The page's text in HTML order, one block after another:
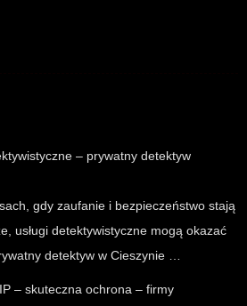
– prywatny detektyw
gdy zaufanie i bezpieczeństwo stają
usługi detektywistyczne mogą okazać
detektyw w Cieszynie …
– skuteczna ochrona – firmy